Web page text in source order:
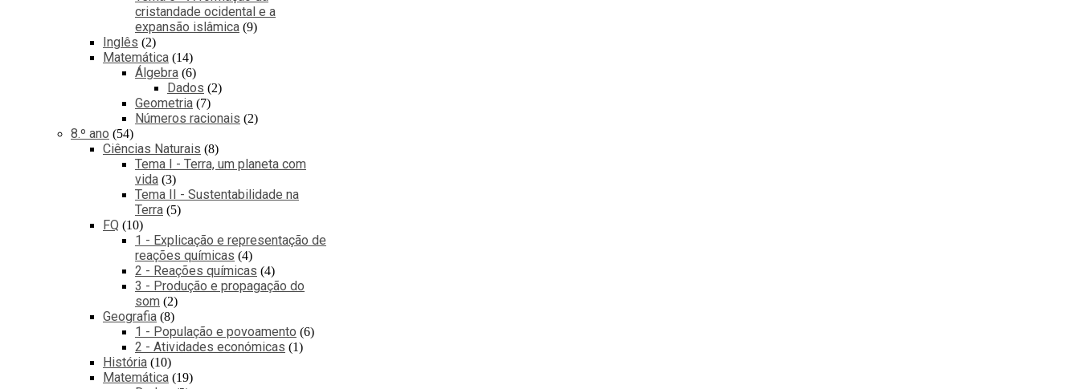
cristandade ocidental e a
expansão islâmica 9
Inglês 2
Matemática 14
Álgebra 6
Dados 2
Geometria 7
Números racionais 2
8.º ano 54
Ciências Naturais 8
Tema I - Terra, um planeta com
vida 3
Tema II - Sustentabilidade na
Terra 5
FQ 10
1 - Explicação e representação de
reações químicas 4
2 - Reações químicas 4
3 - Produção e propagação do
som
2
Geografia 8
1 - População e povoamento 6
2 - Atividades económicas 1
História 10
Matemática 19